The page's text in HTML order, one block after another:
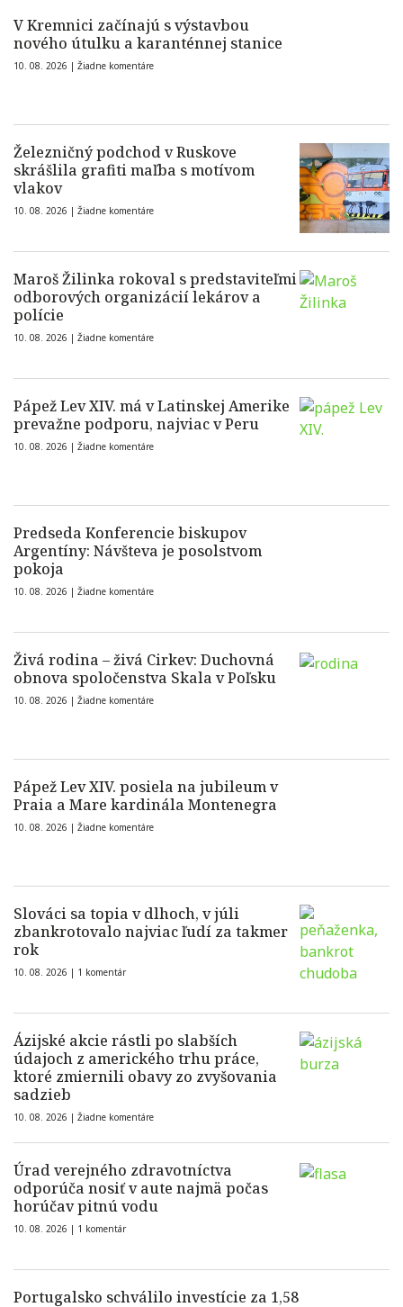
V Kremnici začínajú s výstavbou
nového útulku a karanténnej stanice
10. 08. 2026 | Žiadne komentáre
Železničný podchod v Ruskove
skrášlila grafiti maľba s motívom
vlakov
10. 08. 2026 | Žiadne komentáre
Maroš Žilinka rokoval s predstaviteľmi
odborových organizácií lekárov a
polície
10. 08. 2026 | Žiadne komentáre
Pápež Lev XIV. má v Latinskej Amerike
prevažne podporu, najviac v Peru
10. 08. 2026 | Žiadne komentáre
Predseda Konferencie biskupov
Argentíny: Návšteva je posolstvom
pokoja
10. 08. 2026 | Žiadne komentáre
Živá rodina – živá Cirkev: Duchovná
obnova spoločenstva Skala v Poľsku
10. 08. 2026 | Žiadne komentáre
Pápež Lev XIV. posiela na jubileum v
Praia a Mare kardinála Montenegra
10. 08. 2026 | Žiadne komentáre
Slováci sa topia v dlhoch, v júli
zbankrotovalo najviac ľudí za takmer
rok
10. 08. 2026 | 1 komentár
Ázijské akcie rástli po slabších
údajoch z amerického trhu práce,
ktoré zmiernili obavy zo zvyšovania
sadzieb
10. 08. 2026 | Žiadne komentáre
Úrad verejného zdravotníctva
odporúča nosiť v aute najmä počas
horúčav pitnú vodu
10. 08. 2026 | 1 komentár
Portugalsko schválilo investície za 1,58